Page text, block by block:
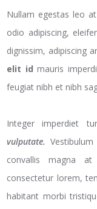
Nullam egestas leo
odio adipiscing,
dignissim, adipiscing
elit id mauris
feugiat nibh et nibh
Integer imperdiet
vulputate.
convallis magna at
consectetur lorem,
habitant morbi